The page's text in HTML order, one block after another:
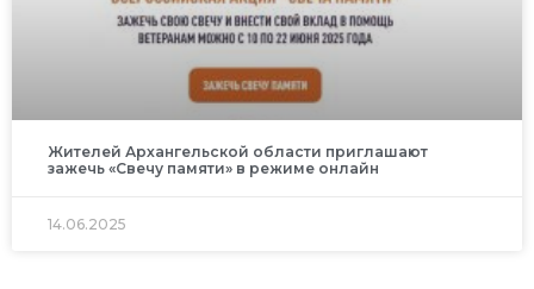
Жителей Архангельской области приглашают
зажечь «Свечу памяти» в режиме онлайн
14.06.2025